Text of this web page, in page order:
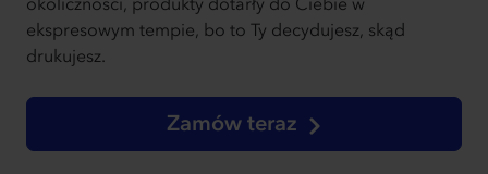
okoliczności, produkty dotarły do Ciebie w
ekspresowym tempie, bo to Ty decydujesz, skąd
drukujesz.
Zamów teraz